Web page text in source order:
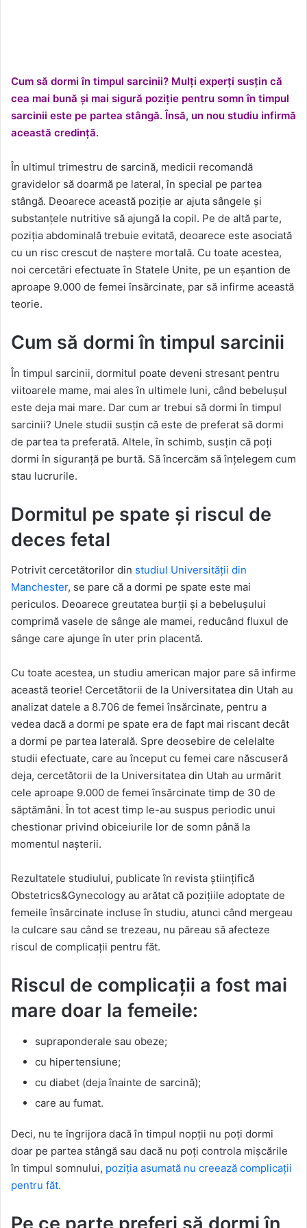
Cum să dormi în timpul sarcinii? Mulți experți susțin că
cea mai bună și mai sigură poziție pentru somn în timpul
sarcinii este pe partea stângă. Însă, un nou studiu infirmă
această credință.
În ultimul trimestru de sarcină, medicii recomandă
gravidelor să doarmă pe lateral, în special pe partea
stângă. Deoarece această poziție ar ajuta sângele și
substanțele nutritive să ajungă la copil. Pe de altă parte,
poziția abdominală trebuie evitată, deoarece este asociată
cu un risc crescut de naștere mortală. Cu toate acestea,
noi cercetări efectuate în Statele Unite, pe un eșantion de
aproape 9.000 de femei însărcinate, par să infirme această
teorie.
Cum să dormi în timpul sarcinii
În timpul sarcinii, dormitul poate deveni stresant pentru
viitoarele mame, mai ales în ultimele luni, când bebelușul
este deja mai mare. Dar cum ar trebui să dormi în timpul
sarcinii? Unele studii susțin că este de preferat să dormi
de partea ta preferată. Altele, în schimb, susțin că poți
dormi în siguranță pe burtă. Să încercăm să înțelegem cum
stau lucrurile.
Dormitul pe spate și riscul de
deces fetal
Potrivit cercetătorilor din studiul Universității din
Manchester, se pare că a dormi pe spate este mai
periculos. Deoarece greutatea burții și a bebelușului
comprimă vasele de sânge ale mamei, reducând fluxul de
sânge care ajunge în uter prin placentă.
Cu toate acestea, un studiu american major pare să infirme
această teorie! Cercetătorii de la Universitatea din Utah au
analizat datele a 8.706 de femei însărcinate, pentru a
vedea dacă a dormi pe spate era de fapt mai riscant decât
a dormi pe partea laterală. Spre deosebire de celelalte
studii efectuate, care au început cu femei care născuseră
deja, cercetătorii de la Universitatea din Utah au urmărit
cele aproape 9.000 de femei însărcinate timp de 30 de
săptămâni. În tot acest timp le-au suspus periodic unui
chestionar privind obiceiurile lor de somn până la
momentul nașterii.
Rezultatele studiului, publicate în revista științifică
Obstetrics&Gynecology au arătat că pozițiile adoptate de
femeile însărcinate incluse în studiu, atunci când mergeau
la culcare sau când se trezeau, nu păreau să afecteze
riscul de complicații pentru făt.
Riscul de complicații a fost mai
mare doar la femeile:
supraponderale sau obeze;
cu hipertensiune;
cu diabet (deja înainte de sarcină);
care au fumat.
Deci, nu te îngrijora dacă în timpul nopții nu poți dormi
doar pe partea stângă sau dacă nu poți controla mișcările
în timpul somnului, poziția asumată nu creează complicații
pentru făt.
Pe ce parte preferi să dormi în